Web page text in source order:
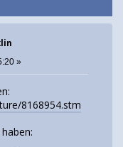
»
8168954.stm